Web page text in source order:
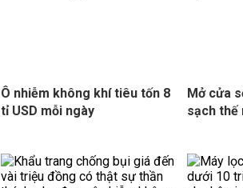
Ô nhiễm không khí tiêu tốn 8
tỉ USD mỗi ngày
Mở cửa
sạch thế